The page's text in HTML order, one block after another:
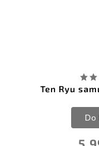
Ten Ryu
Do